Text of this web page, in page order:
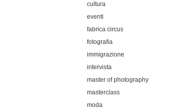
cultura
eventi
fabrica circus
fotografia
immigrazione
intervista
master of photography
masterclass
moda